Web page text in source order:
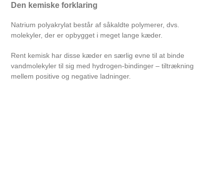
Den kemiske forklaring
Natrium polyakrylat består af såkaldte polymerer, dvs.
molekyler, der er opbygget i meget lange kæder.
Rent kemisk har disse kæder en særlig evne til at binde
vandmolekyler til sig med hydrogen-bindinger – tiltrækning
mellem positive og negative ladninger.